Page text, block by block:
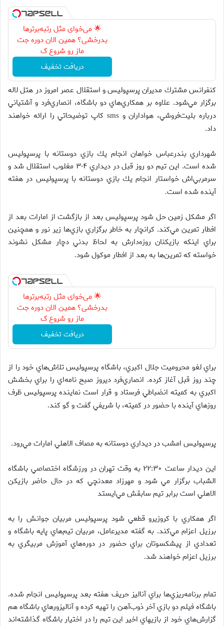
🌟 می‌خوای مثل رتبه‌برترها
بدرخشی؟ همین الان دوره جت
ماز رو شروع ک
دریافت تخفیف
كنفرانس مشترك مديران پرسپوليس و استقلال عصر امروز در هتل لاله
برگزار مي‌شود. علاوه بر همكاري‌هاي دو باشگاه، انصاري‌فرد و آشتياني
درباره بليت‌فروشي، هواداران و sms
كاپ توضيحاتي را ارائه خواهند
داد.
شهرداري بندرعباس خواهان انجام يك بازي دوستانه با پرسپوليس
شده است. اين تيم دو روز قبل در ديداري ۴-۳ مغلوب استقلال شد و
سرمربي‌اش خواستار انجام يك بازي دوستانه با پرسپوليس در هفته
آينده شده است.
اگر مشكل زمين حل شود پرسپوليس بعد از بازگشت از امارات بعد از
افطار تمرين مي‌كند. كرانچار به خاطر برگزاري بازي‌ها زير نور و همچنين
براي اينكه بازيكنان روزه‌دارش به لحاظ بدني دچار مشكل نشوند
خواسته كه تمرين‌ها به بعد از افطار موكول شود.
🌟 می‌خوای مثل رتبه‌برترها
بدرخشی؟ همین الان دوره جت
ماز رو شروع ک
دریافت تخفیف
براي لغو محروميت جلال اكبري، باشگاه پرسپوليس تلاش‌هاي خود را از
چند روز قبل آغاز كرده. انصاري‌فرد ديروز صبح نامه‌اي را براي بخشش
اكبري به كميته انضباطي فرستاد و قرار است نماينده پرسپوليس ظرف
روزهاي آينده با حضور در كميته، با شريفي گفت و گو كند.
پرسپوليس امشب در ديداري دوستانه به مصاف الاهلي امارات مي‌رود.
اين ديدار ساعت ۲۲:۳۰ به وقت تهران در ورزشگاه اختصاصي باشگاه
الشباب برگزار مي شود و مهرزاد معدنچي كه در حال حاضر بازيكن
الاهلي است برابر تيم سابقش مي‌ايستد
اگر همكاري با كروزيرو قطعي شود پرسپوليس مربيان جوانش را به
برزيل اعزام مي‌كند. به گفته مديرعامل، مربيان تيم‌هاي پايه باشگاه و
تعدادي از پيشكسوتان براي حضور در دوره‌هاي آموزش مربيگري به
برزيل اعزام خواهند شد.
تمام برنامه‌ريزي‌ها براي آناليز حريف هفته بعد پرسپوليس انجام شده.
باشگاه فيلم دو بازي آخر ذوب‌آهن را تهيه كرده و آناليزورهاي باشگاه هم
گزارش‌هاي خود از بازيهاي اخير اين تيم را در اختيار باشگاه گذاشته‌اند